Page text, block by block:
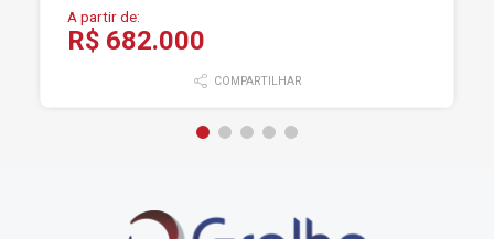
A partir de:
R$ 682.000
COMPARTILHAR